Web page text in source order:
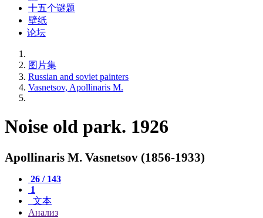
十五个谜题
壁纸
论坛
图片集
Russian and soviet painters
Vasnetsov, Apollinaris M.
Noise old park. 1926
Apollinaris M. Vasnetsov (1856-1933)
26 / 143
1
文本
Анализ